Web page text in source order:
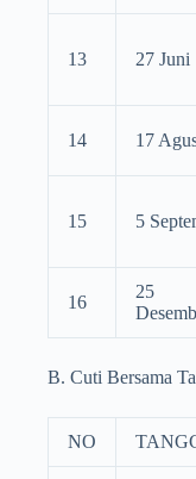
13 27 Juni
14 17
15 5
16
25
B. Cuti Bersama
NO